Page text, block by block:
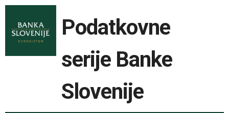
Podatkovne
serije Banke
Slovenije